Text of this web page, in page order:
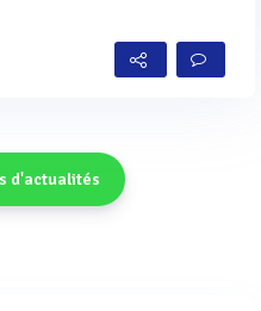
d'actualités